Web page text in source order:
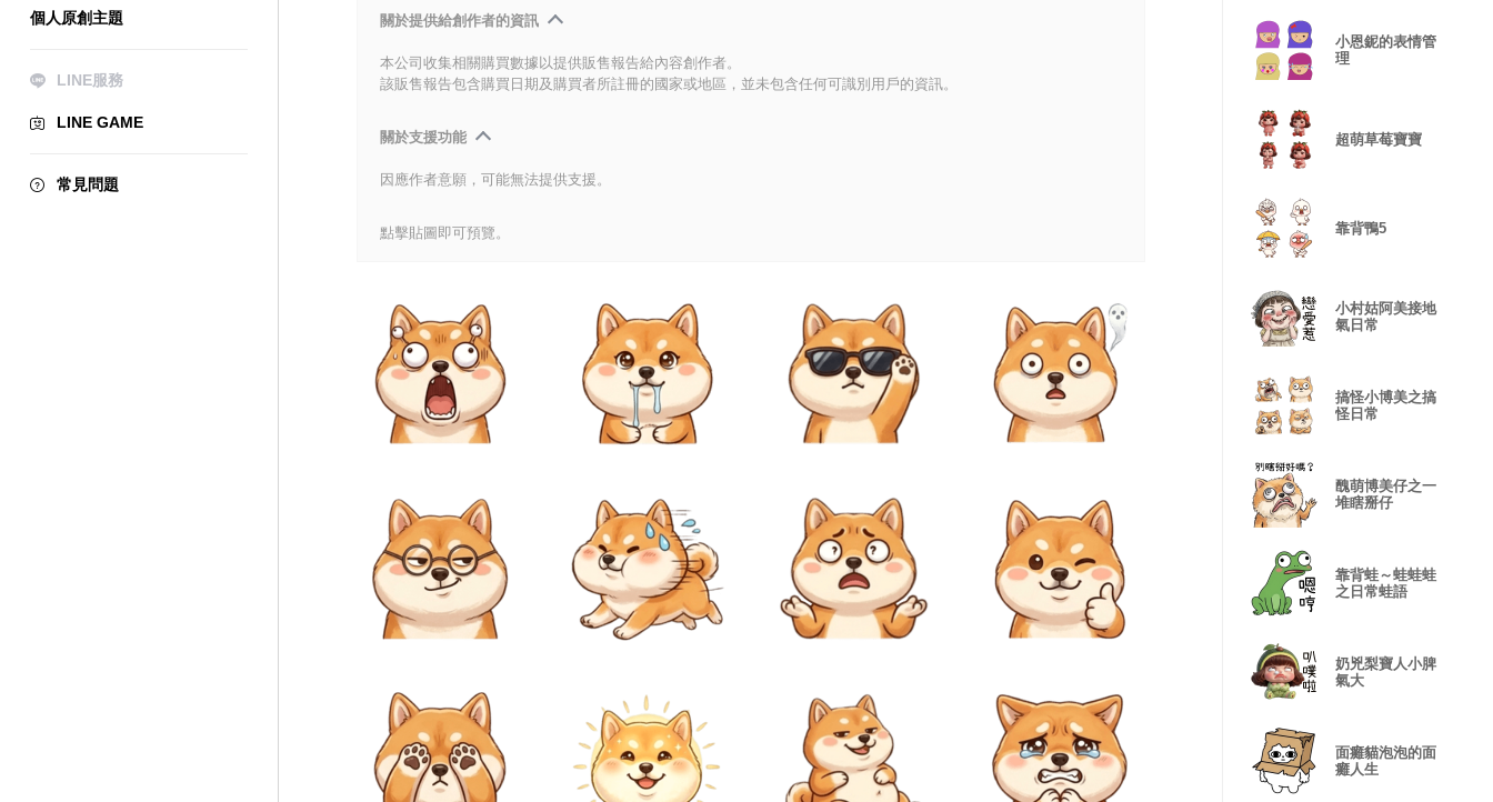
個人原創主題
LINE服務
LINE GAME
常見問題
關於提供給創作者的資訊
本公司收集相關購買數據以提供販售報告給內容創作者。
該販售報告包含購買日期及購買者所註冊的國家或地區，並未包含任何可識別用戶的資訊。
關於支援功能
因應作者意願，可能無法提供支援。
點擊貼圖即可預覽。
小恩鈮的表情管
理
超萌草莓寶寶
靠背鴨5
小村姑阿美接地
氣日常
搞怪小博美之搞
怪日常
醜萌博美仔之一
堆瞎掰仔
靠背蛙～蛙蛙蛙
之日常蛙語
奶兇梨寶人小脾
氣大
面癱貓泡泡的面
癱人生